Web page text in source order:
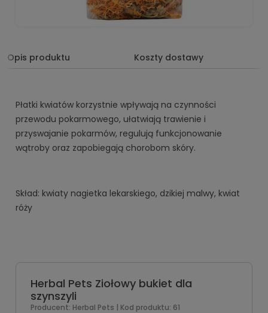
Opis produktu Koszty dostawy
Płatki kwiatów korzystnie wpływają na czynności
przewodu pokarmowego, ułatwiają trawienie i
przyswajanie pokarmów, regulują funkcjonowanie
wątroby oraz zapobiegają chorobom skóry.
Skład: kwiaty nagietka lekarskiego, dzikiej malwy, kwiat
róży
Herbal Pets Ziołowy bukiet dla
szynszyli
Producent: Herbal Pets | Kod produktu: 61